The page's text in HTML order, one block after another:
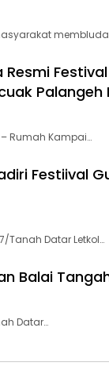
Palangeh
Rumah Kampai…
Festiival
Tanah Datar Letkol…
Balai
Datar…